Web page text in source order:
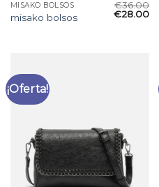
MISAKO BOLSOS
misako bolsos
€36.00
€28.00
¡Oferta!